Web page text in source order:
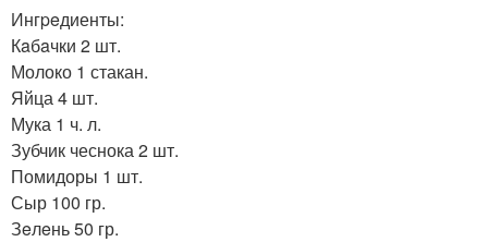
Ингpeдиенты:
Кaбaчки 2 шт.
Молоко 1 стакан.
Яйца 4 шт.
Мука 1 ч. л.
Зубчик чеснока 2 шт.
Помидоры 1 шт.
Сыр 100 гр.
Зeлeнь 50 гр.